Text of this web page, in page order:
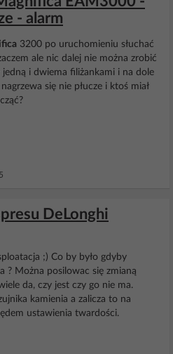
- alarm
3200 po uruchomieniu słuchać
ale nic dalej nie można zrobić
jedną i dwiema filiżankami i na dole
się nie płucze i ktoś miał
DeLonghi
;) Co by było gdyby
? Można posilowac się zmianą
da, czy jest czy go nie ma.
kamienia a zalicza to na
ustawienia twardości.